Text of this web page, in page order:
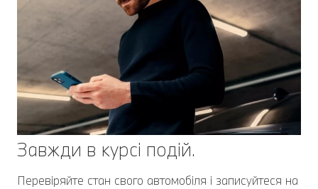
Завжди в курсі подій.
Перевіряйте стан свого автомобіля і записуйтеся на